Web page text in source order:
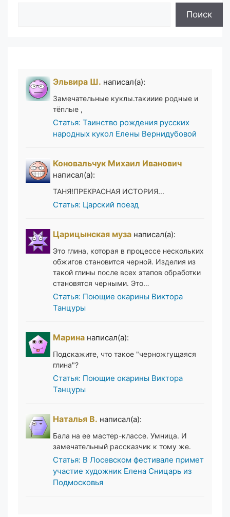
Поиск
Эльвира Ш. написал(а):
Замечательные куклы.такииие родные и
тёплые ,
Статья: Таинство рождения русских
народных кукол Елены Вернидубовой
Коновальчук Михаил Иванович
написал(а):
ТАНЯ!ПРЕКРАСНАЯ ИСТОРИЯ...
Статья: Царский поезд
Царицынская муза написал(а):
Это глина, которая в процессе нескольких
обжигов становится черной. Изделия из
такой глины после всех этапов обработки
становятся черными. Это…
Статья: Поющие окарины Виктора
Танцуры
Марина написал(а):
Подскажите, что такое "черножгущаяся
глина"?
Статья: Поющие окарины Виктора
Танцуры
Наталья В. написал(а):
Бала на ее мастер-классе. Умница. И
замечательный рассказчик к тому же.
Статья: В Лосевском фестивале примет
участие художник Елена Сницарь из
Подмосковья